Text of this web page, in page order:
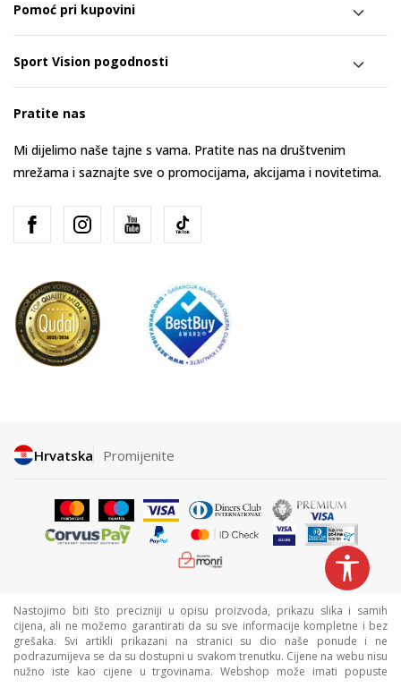
Pomoć pri kupovini
Sport Vision pogodnosti
Pratite nas
Mi dijelimo naše tajne s vama. Pratite nas na društvenim
mrežama i saznajte sve o promocijama, akcijama i novitetima.
Hrvatska Promijenite
Nastojimo biti što precizniji u opisu proizvoda, prikazu slika i samih
cijena, ali ne možemo garantirati da su sve informacije kompletne i bez
grešaka. Svi artikli prikazani na stranici su dio naše ponude i ne
podrazumijeva se da su dostupni u svakom trenutku. Cijene na webu nisu
nužno iste kao cijene u trgovinama. Webshop može imati popuste